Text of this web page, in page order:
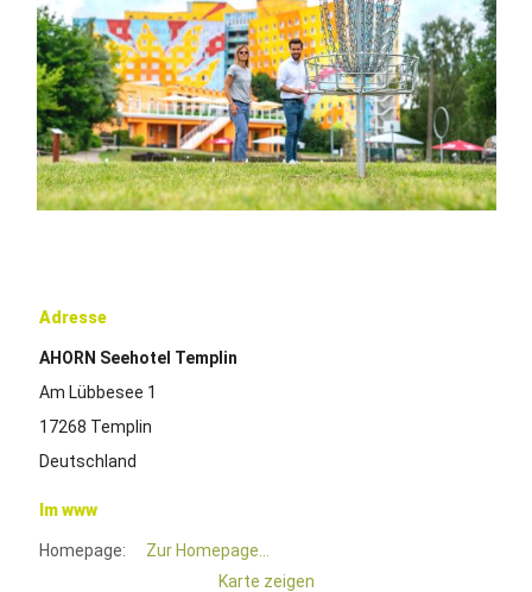
Adresse
AHORN Seehotel Templin
Am Lübbesee 1
17268 Templin
Deutschland
Im www
Homepage:
Zur Homepage...
Karte zeigen